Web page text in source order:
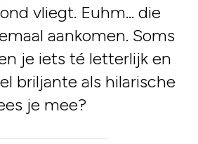
vliegt. Euhm... die
aankomen. Soms
je iets té letterlijk en
briljante als hilarische
je mee?